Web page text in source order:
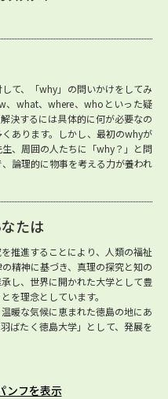
て、「why」の問いかけをしてみ
、what、where、whoといった疑
決するには具体的に何が必要なの
あります。しかし、最初のwhyが
、周囲の人たちに「why？」と問
論理的に物事を考える力が養われ
たは
推進することにより、人類の福祉
精神に基づき、真理の探究と知の
し、世界に開かれた大学として豊
を理念としています。
暖な気候に恵まれた徳島の地にあ
ばたく徳島大学」として、発展を
ンフを表示